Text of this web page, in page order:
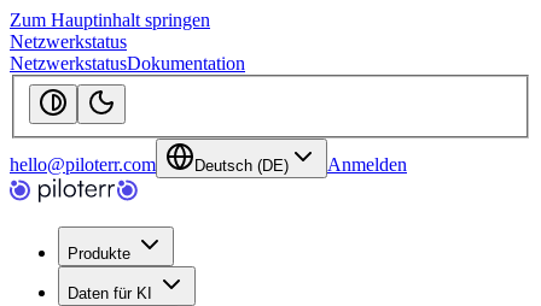
Zum Hauptinhalt springen
Netzwerkstatus
NetzwerkstatusDokumentation
hello@piloterr.com Deutsch (DE) Anmelden
Produkte
Daten für KI